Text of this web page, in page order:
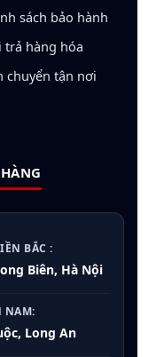
dòng 100L cho gia
tích hợp Inverter
nghệ lọc thông
khỏe.
lạnh sâu, bền
chuẩn nhiệt độ
sách bảo hành
trả hàng hóa
chuyển tận nơi
BẮC :
Biên, Hà Nội
NAM:
Long An